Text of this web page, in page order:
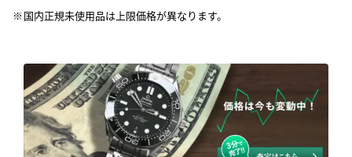
国内正規未使用品は上限価格が異なります。